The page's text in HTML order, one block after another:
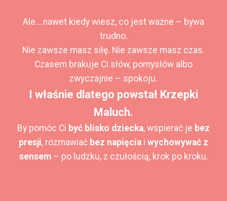
Ale… nawet kiedy wiesz, co jest ważne – bywa
trudno.
Nie zawsze masz siłę. Nie zawsze masz czas.
Czasem brakuje Ci słów, pomysłów albo
zwyczajnie – spokoju.
I właśnie dlatego powstał Krzepki
Maluch.
By pomóc Ci być blisko dziecka, wspierać je bez
presji, rozmawiać bez napięcia i wychowywać z
sensem– po ludzku, z czułością, krok po kroku.